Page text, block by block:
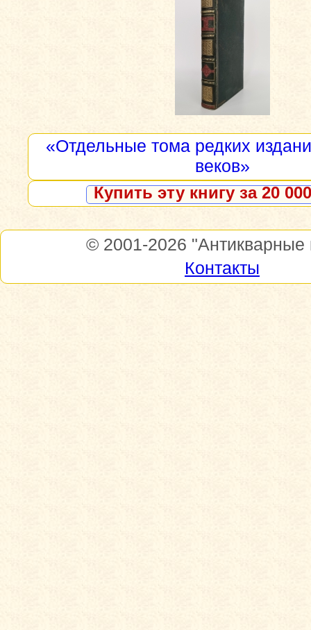
«Отдельные тома редких
веков»
Купить эту книгу за 20
© 2001-2026 "Антикварные
Контакты